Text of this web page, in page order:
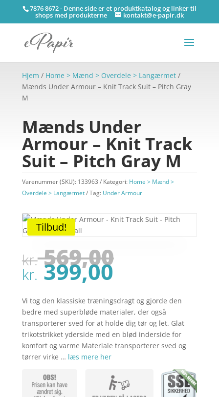
7876 8672 - Denne side er et produktkatalog og linker til
shops med produkterne kontakt@e-papir.dk
Hjem / Home > Mænd > Overdele > Langærmet/
Mænds Under Armour – Knit Track Suit – Pitch Gray
M
Mænds Under
Armour – Knit Track
Suit – Pitch Gray M
Varenummer (SKU): 133963 Kategori: Home > Mænd >
Overdele > Langærmet
Tag: Under Armour
Tilbud!
kr.569,00Den
var:
kr.
kr.399,00Den
pris
er:
kr.
Vi tog den klassiske træningsdragt og gjorde den
bedre med superbløde materialer, der også
transporterer sved for at holde dig tør og let. Glat
trikotstrikket yderside med en blød inderside for
komfort og varme Materiale transporterer sved og
tørrer virke … læs mere her